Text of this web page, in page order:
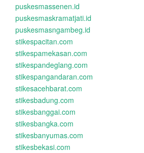
puskesmassenen.id
puskesmaskramatjati.id
puskesmasngambeg.id
stikespacitan.com
stikespamekasan.com
stikespandeglang.com
stikespangandaran.com
stikesacehbarat.com
stikesbadung.com
stikesbanggai.com
stikesbangka.com
stikesbanyumas.com
stikesbekasi.com